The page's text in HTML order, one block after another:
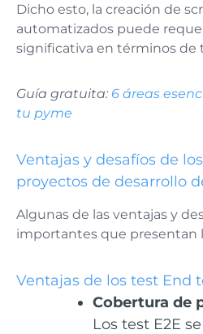
Dicho esto, la creación de
automatizados puede
significativa en términos de
Guía gratuita: 6 áreas
tu pyme
Ventajas y desafíos de
proyectos de desarrollo
Algunas de las ventajas y
importantes que presentan
Ventajas de los test End
Cobertura de
Los test E2E